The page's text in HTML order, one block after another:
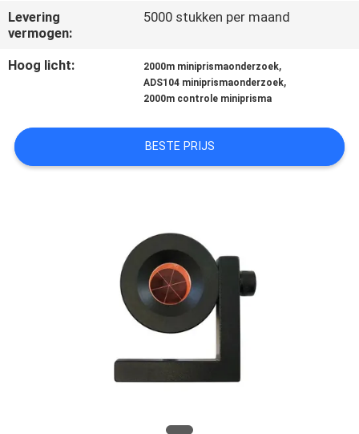
VERZOEK
OM
SITEMAP
Levering
vermogen:
5000 stukken per maand
Hoog licht: 2000m miniprismaonderzoek,
ADS104 miniprismaonderzoek,
2000m controle miniprisma
BESTE PRIJS